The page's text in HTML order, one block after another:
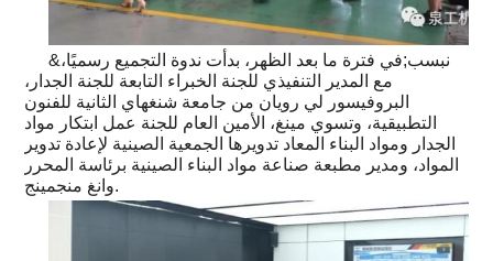
&نبسب;في فترة ما بعد الظهر، بدأت ندوة التجميع رسميًا،
مع المدير التنفيذي للجنة الخبراء التابعة للجنة الجدار،
البروفيسور لي رويان من جامعة شنغهاي الثانية للفنون
التطبيقية، وتسوي مينغ، الأمين العام للجنة عمل ابتكار مواد
الجدار ومواد البناء المعاد تدويرها الجمعية الصينية لإعادة تدوير
المواد، ومدير مطبعة صناعة مواد البناء الصينية برئاسة المحرر
وانغ منجمينج.